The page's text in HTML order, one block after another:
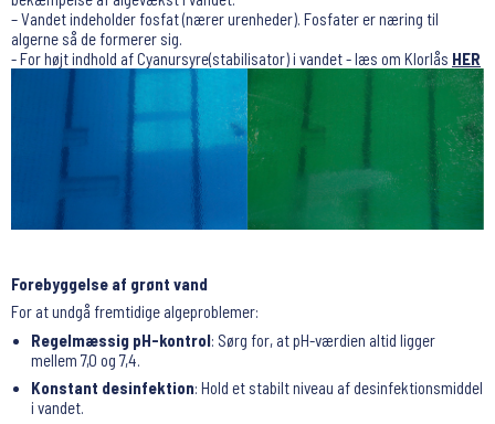
– Vandet indeholder fosfat (nærer urenheder). Fosfater er næring til
algerne så de formerer sig.
- For højt indhold af Cyanursyre(stabilisator) i vandet - læs om Klorlås HER
Forebyggelse af grønt vand
For at undgå fremtidige algeproblemer:
Regelmæssig pH-kontrol: Sørg for, at pH-værdien altid ligger
mellem 7,0 og 7,4.
Konstant desinfektion: Hold et stabilt niveau af desinfektionsmiddel
i vandet.